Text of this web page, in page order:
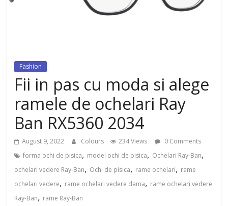
dezvoltat, cu Flexor Fitness-
Fashion
Fii in pas cu moda si alege
ramele de ochelari Ray
Ban RX5360 2034
August 9, 2022 Colours 234 Views
0 Comments
forma ochi de pisica, model ochi de pisica, Ochelari Ray-Ban,
ochelari vedere Ray-Ban, Ochi de pisica, rame ochelari, rame
ochelari vedere, rame ochelari vedere dama, rame ochelari vedere
Ray-Ban, rame Ray-Ban